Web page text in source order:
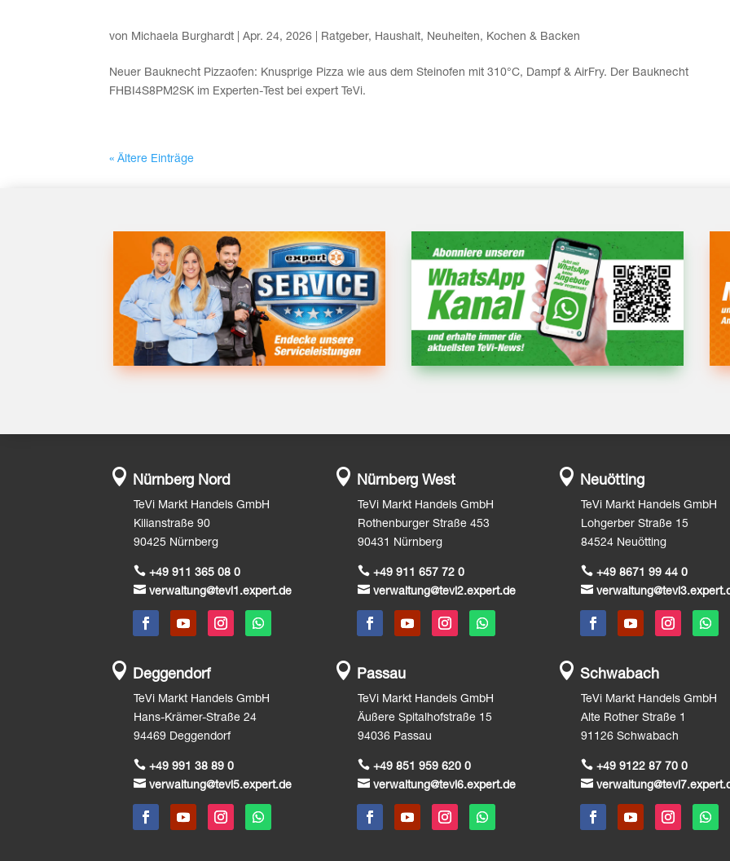
von Michaela Burghardt |Apr. 24, 2026 Ratgeber, Haushalt, Neuheiten, Kochen & Backen
Neu­er Bau­knecht Piz­za­ofen: Knusp­ri­ge Piz­za wie aus dem Stein­ofen mit 310°C, Dampf & Air­Fry. Der Bau­knecht
FHBI4S8PM2SK im Exper­ten-Test bei expert TeVi.
« Ältere Einträge
 Nürnberg Nord
TeVi Markt Handels GmbH
Kilianstraße 90
90425 Nürnberg
 +49 911 365 08 0
 verwaltung@tevi1.expert.de
 Nürnberg West
TeVi Markt Handels GmbH
Rothenburger Straße 453
90431 Nürnberg
 +49 911 657 72 0
 verwaltung@tevi2.expert.de
 Neuötting
TeVi Markt Handels GmbH
Lohgerber Straße 15
84524 Neuötting
 +49 8671 99 44 0

 Deggendorf
TeVi Markt Handels GmbH
Hans-Krämer-Straße 24
94469 Deggendorf
 +49 991 38 89 0
 verwaltung@tevi5.expert.de
 Passau
TeVi Markt Handels GmbH
Äußere Spitalhofstraße 15
94036 Passau
 +49 851 959 620 0
 verwaltung@tevi6.expert.de
 Schwabach
TeVi Markt Handels GmbH
Alte Rother Straße 1
91126 Schwabach
 +49 9122 87 70 0
